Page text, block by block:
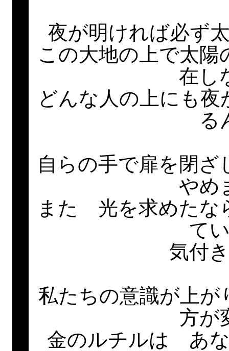
夜が明ければ必ず
この大地の上で太
在し
どんな人の上にも
る
自らの手で扉を閉
やめ
また 光を求めたな
て
気付
私たちの意識が上
方が
金のルチルは あ